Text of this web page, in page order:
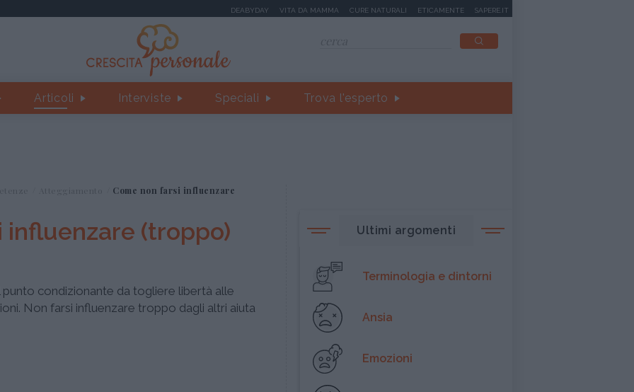
DEABYDAY VITA DA MAMMA CURE NATURALI ETICAMENTE SAPERE.IT
Articoli Interviste Speciali Trova l'esperto
Come non farsi influenzare
influenzare (troppo)
punto condizionante da togliere libertà alle
Non farsi influenzare troppo dagli altri aiuta
Ultimi argomenti
Terminologia e dintorni
Ansia
Emozioni